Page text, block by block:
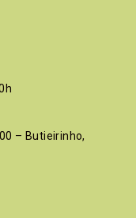
– Butieirinho,